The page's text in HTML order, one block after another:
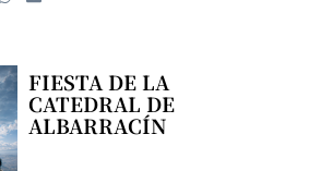
FIESTA DE LA
CATEDRAL DE
ALBARRACÍN